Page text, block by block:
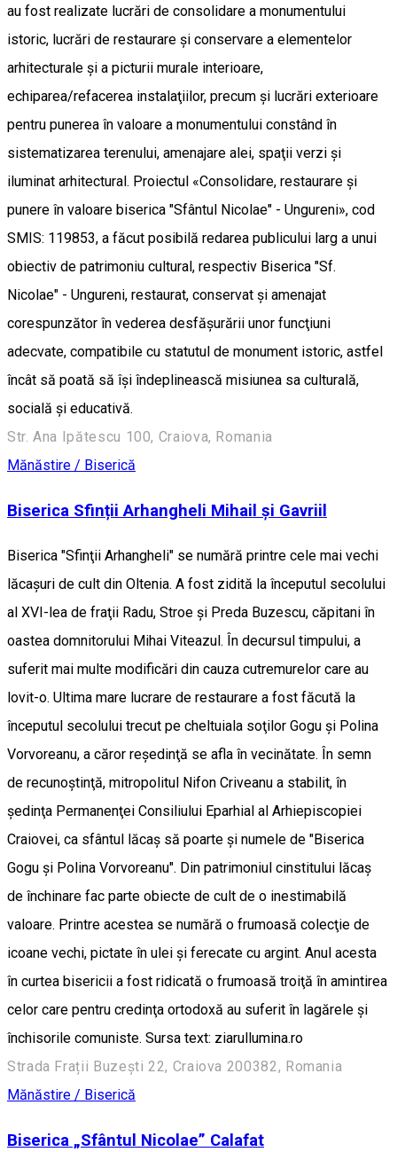
au fost realizate lucrări de consolidare a monumentului
istoric, lucrări de restaurare şi conservare a elementelor
arhitecturale şi a picturii murale interioare,
echiparea/refacerea instalaţiilor, precum şi lucrări exterioare
pentru punerea în valoare a monumentului constând în
sistematizarea terenului, amenajare alei, spaţii verzi şi
iluminat arhitectural. Proiectul «Consolidare, restaurare şi
punere în valoare biserica "Sfântul Nicolae" - Ungureni», cod
SMIS: 119853, a făcut posibilă redarea publicului larg a unui
obiectiv de patrimoniu cultural, respectiv Biserica "Sf.
Nicolae" - Ungureni, restaurat, conservat şi amenajat
corespunzător în vederea desfăşurării unor funcţiuni
adecvate, compatibile cu statutul de monument istoric, astfel
încât să poată să îşi îndeplinească misiunea sa culturală,
socială şi educativă.
Str. Ana Ipătescu 100, Craiova, Romania
Mănăstire / Biserică
Biserica Sfinții Arhangheli Mihail și Gavriil
Biserica "Sfinţii Arhangheli" se numără printre cele mai vechi
lăcaşuri de cult din Oltenia. A fost zidită la începutul secolului
al XVI-lea de fraţii Radu, Stroe şi Preda Buzescu, căpitani în
oastea domnitorului Mihai Viteazul. În decursul timpului, a
suferit mai multe modificări din cauza cutremurelor care au
lovit-o. Ultima mare lucrare de restaurare a fost făcută la
începutul secolului trecut pe cheltuiala soţilor Gogu şi Polina
Vorvoreanu, a căror reşedinţă se afla în vecinătate. În semn
de recunoştinţă, mitropolitul Nifon Criveanu a stabilit, în
şedinţa Permanenţei Consiliului Eparhial al Arhiepiscopiei
Craiovei, ca sfântul lăcaş să poarte şi numele de "Biserica
Gogu şi Polina Vorvoreanu". Din patrimoniul cinstitului lăcaş
de închinare fac parte obiecte de cult de o inestimabilă
valoare. Printre acestea se numără o frumoasă colecţie de
icoane vechi, pictate în ulei şi ferecate cu argint. Anul acesta
în curtea bisericii a fost ridicată o frumoasă troiţă în amintirea
celor care pentru credinţa ortodoxă au suferit în lagărele şi
închisorile comuniste. Sursa text: ziarullumina.ro
Strada Frații Buzești 22, Craiova 200382, Romania
Mănăstire / Biserică
Biserica „Sfântul Nicolae” Calafat